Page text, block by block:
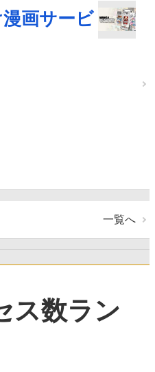
画サービ
一覧へ
ス数ラン